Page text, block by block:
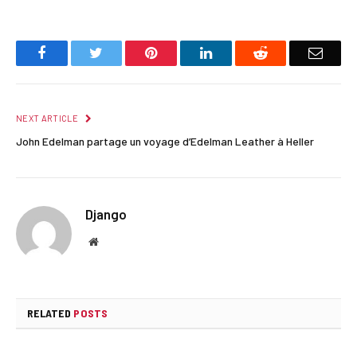
Facebook Pinterest LinkedIn Reddit Email
NEXT ARTICLE
John Edelman partage un voyage d’Edelman Leather à Heller
Django
Website
RELATED POSTS